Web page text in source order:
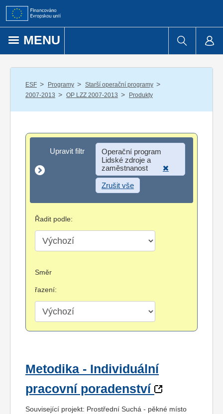
Přejít k obsahu
MENU
ESF / Programy / Starší operační programy /
2007-2013 / OP LZZ 2007-2013 / Produkty
Upravit filtr
Upravit filtr
Operační program
Lidské zdroje a
zaměstnanost
Zrušit vše
Řadit podle:
Směr
řazení:
Metodika - Individuální
pracovní poradenství
Související projekt: Prostřední Suchá - pěkné místo